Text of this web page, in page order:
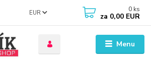
Menu
EUR 0 ks
za 0,00 EUR